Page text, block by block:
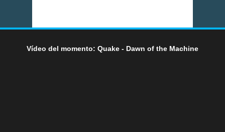
Vídeo del momento: Quake - Dawn of the Machine